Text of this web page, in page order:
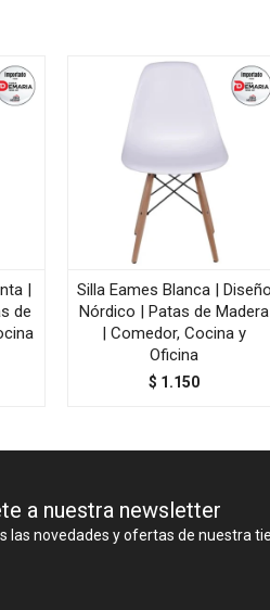
|
de
Silla Eames Blanca | Diseño
Nórdico | Patas de Madera
| Comedor, Cocina y
Oficina
$ 1.150
a nuestra newsletter
las novedades y ofertas de nuestra